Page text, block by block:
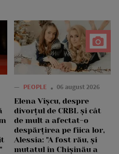
— PEOPLE 06 august 2026
Elena Vîșcu, despre
divorțul de CRBL și cât
de mult a afectat-o
despărțirea pe fiica lor,
Alessia: "A fost rău, și
mutatul în Chișinău a